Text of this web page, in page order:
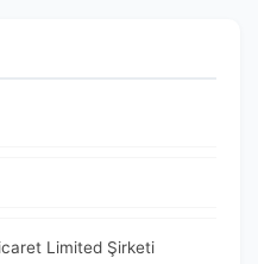
Limited Şirketi